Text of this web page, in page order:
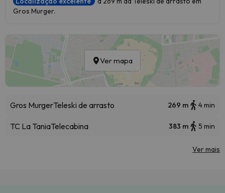
Gros Murger.
Ver mapa
Gros MurgerTeleski de arrasto 269 m 4 min
TC La TaniaTelecabina 383 m 5 min
Ver mais